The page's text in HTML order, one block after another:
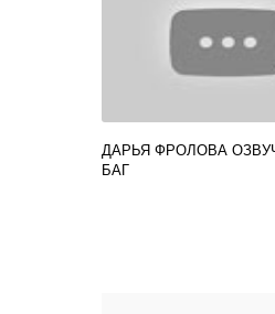
ДАРЬЯ ФРОЛОВА
БАГ